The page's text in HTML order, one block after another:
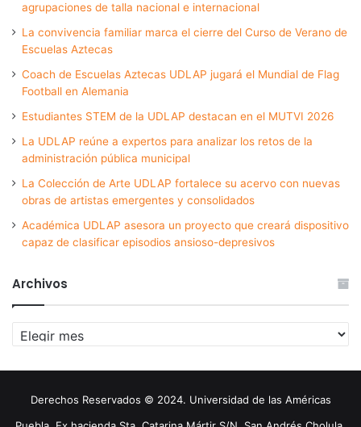
agrupaciones de talla nacional e internacional
La convivencia familiar marca el cierre del Curso de Verano de
Escuelas Aztecas
Coach de Escuelas Aztecas UDLAP jugará el Mundial de Flag
Football en Alemania
Estudiantes STEM de la UDLAP destacan en el MUTVI 2026
La UDLAP reúne a expertos para analizar los retos de la
administración pública municipal
La Colección de Arte UDLAP fortalece su acervo con nuevas
obras de artistas emergentes y consolidados
Académica UDLAP asesora un proyecto que creará dispositivo
capaz de clasificar episodios ansioso-depresivos
Archivos
Archivos
Derechos Reservados © 2024. Universidad de las Américas